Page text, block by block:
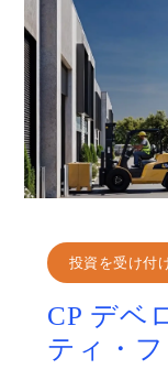
投資を受け付
CP デベ
ティ・